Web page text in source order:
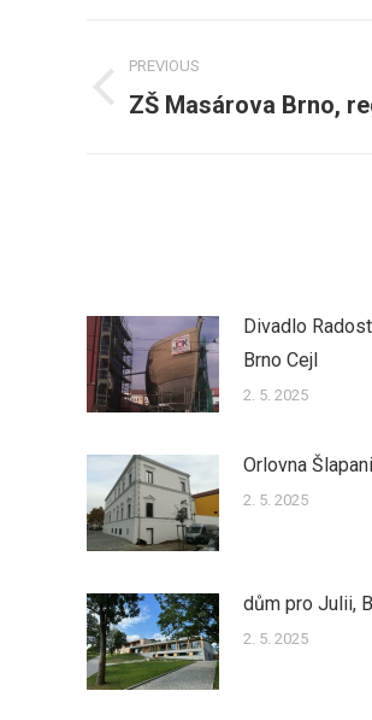
navigation
PREVIOUS
Previous
ZŠ Masárova Brno,
Divadlo
Brno Cejl
2. 5. 2025
Orlovna
2. 5. 2025
dům pro Julii,
2. 5. 2025